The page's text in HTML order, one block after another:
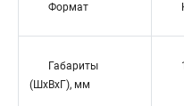
Формат
Габариты
(ШхВхГ), мм